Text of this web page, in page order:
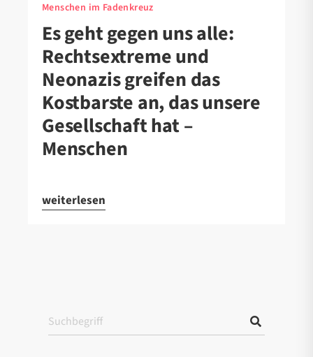
Menschen im Fadenkreuz
Es geht gegen uns alle:
Rechtsextreme und
Neonazis greifen das
Kostbarste an, das unsere
Gesellschaft hat –
Menschen
weiterlesen